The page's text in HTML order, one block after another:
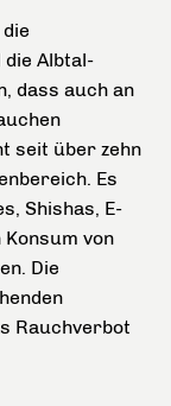
Albtal-
dass auch an
seit über zehn
Es
Shishas, E-
von
Die
Rauchverbot